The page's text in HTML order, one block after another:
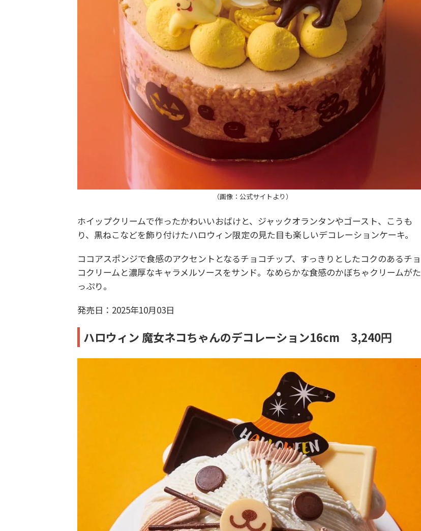
（画像：公式サイトより）
ホイップクリームで作ったかわいいおばけと、ジャックオランタンやゴースト、こうも
り、黒ねこなどを飾り付けたハロウィン限定の見た目も楽しいデコレーションケーキ。
ココアスポンジで食感のアクセントとなるチョコチップ、すっきりとしたコクのあるチョ
コクリームと濃厚なキャラメルソースをサンド。なめらかな食感のかぼちゃクリームがた
っぷり。
発売日：2025年10月03日
ハロウィン 魔女ネコちゃんのデコレーション16cm 3,240円